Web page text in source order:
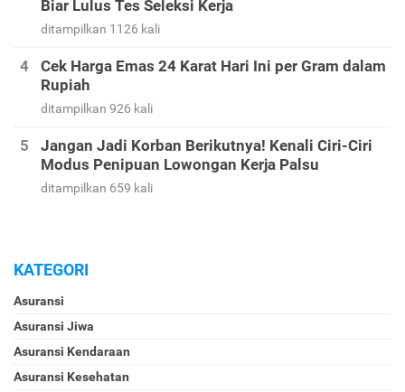
Biar Lulus Tes Seleksi Kerja
ditampilkan 1126 kali
Cek Harga Emas 24 Karat Hari Ini per Gram dalam
Rupiah
ditampilkan 926 kali
Jangan Jadi Korban Berikutnya! Kenali Ciri-Ciri
Modus Penipuan Lowongan Kerja Palsu
ditampilkan 659 kali
KATEGORI
Asuransi
Asuransi Jiwa
Asuransi Kendaraan
Asuransi Kesehatan